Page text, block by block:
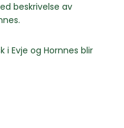
beskrivelse av
Evje og Hornnes blir